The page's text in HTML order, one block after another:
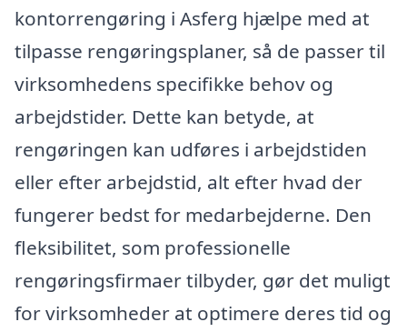
kontorrengøring i Asferg hjælpe med at
tilpasse rengøringsplaner, så de passer til
virksomhedens specifikke behov og
arbejdstider. Dette kan betyde, at
rengøringen kan udføres i arbejdstiden
eller efter arbejdstid, alt efter hvad der
fungerer bedst for medarbejderne. Den
fleksibilitet, som professionelle
rengøringsfirmaer tilbyder, gør det muligt
for virksomheder at optimere deres tid og